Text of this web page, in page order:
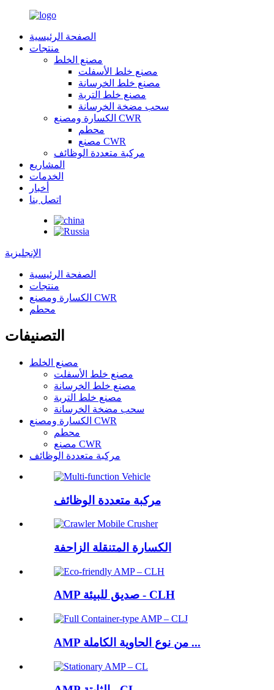
الصفحة الرئيسية
منتجات
مصنع الخلط
مصنع خلط الأسفلت
مصنع خلط الخرسانة
مصنع خلط التربة
سحب مضخة الخرسانة
الكسارة ومصنع CWR
محطم
مصنع CWR
مركبة متعددة الوظائف
المشاريع
الخدمات
أخبار
اتصل بنا
الإنجليزية
الصفحة الرئيسية
منتجات
الكسارة ومصنع CWR
محطم
التصنيفات
مصنع الخلط
مصنع خلط الأسفلت
مصنع خلط الخرسانة
مصنع خلط التربة
سحب مضخة الخرسانة
الكسارة ومصنع CWR
محطم
مصنع CWR
مركبة متعددة الوظائف
مركبة متعددة الوظائف
الكسارة المتنقلة الزاحفة
AMP صديق للبيئة - CLH
AMP من نوع الحاوية الكاملة ...